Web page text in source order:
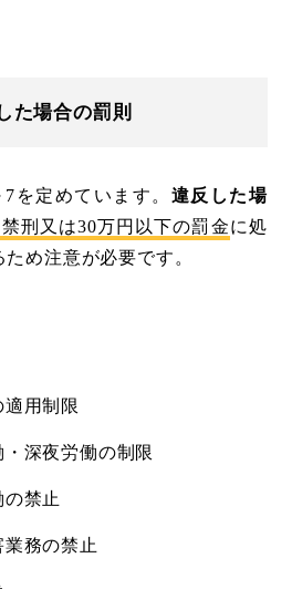
た場合の罰則
を定めています。 違反した場
刑又は30万円以下の罰金に処
め注意が必要です。
用制限
深夜労働の制限
禁止
務の禁止